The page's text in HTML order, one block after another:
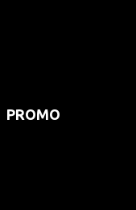
PROMO